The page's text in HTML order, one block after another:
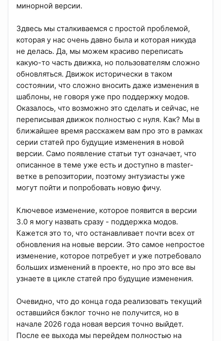
минорной версии.
Здвесь мы сталкиваемся с простой проблемой,
которая у нас очень давно была и которая никуда
не делась. Да, мы можем красиво переписать
какую-то часть движка, но пользователям сложно
обновляться. Движок исторически в таком
состоянии, что сложно вносить даже изменения в
шаблоны, не говоря уже про поддержку модов.
Оказалось, что возможно это сделать и сейчас, не
переписывая движок полностью с нуля. Как? Мы в
ближайшее время расскажем вам про это в рамках
серии статей про будущие изменения в новой
версии. Само появление статьи тут означает, что
описанное в теме уже есть и доступно в master-
ветке в репозитории, поэтому энтузиасты уже
могут пойти и попробовать новую фичу.
Ключевое изменение, которое появится в версии
3.0 я могу назвать сразу - поддержка модов.
Кажется это то, что останавливает почти всех от
обновления на новые версии. Это самое непростое
изменение, которое потребует и уже потребовало
больших изменений в проекте, но про это все вы
узнаете в цикле статей про будущие изменения.
Очевидно, что до конца года реализовать текущий
оставшийся бэклог точно не получится, но в
начале 2026 года новая версия точно выйдет.
После ее выхода мы перейдем полностью на